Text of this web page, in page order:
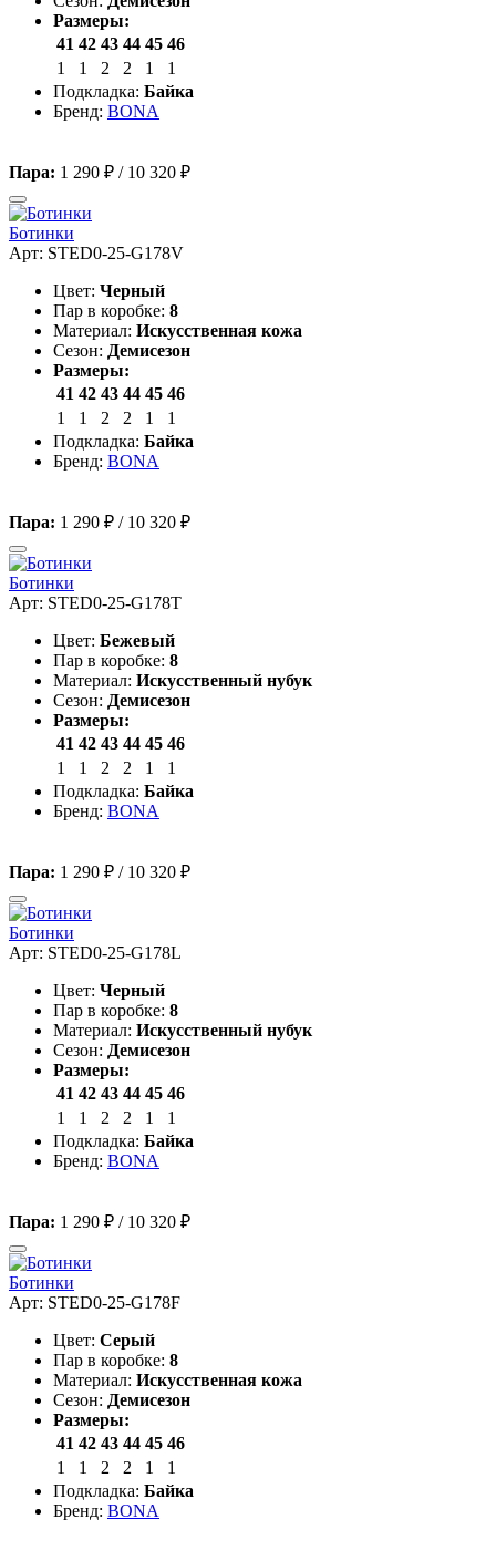
Размеры:
41 42 43 44 45 46
1
1 2 2 1
1
Подкладка: Байка
Бренд: BONA
Пара: 1 290 ₽ / 10 320 ₽
Ботинки
Арт: STED0-25-G178V
Цвет: Черный
Пар в коробке: 8
Материал: Искусственная кожа
Сезон: Демисезон
Размеры:
41 42 43 44 45 46
1
1 2 2 1
1
Подкладка: Байка
Бренд: BONA
Пара: 1 290 ₽ / 10 320 ₽
Ботинки
Арт: STED0-25-G178T
Цвет: Бежевый
Пар в коробке: 8
Материал: Искусственный нубук
Сезон: Демисезон
Размеры:
41 42 43 44 45 46
1
1 2 2 1
1
Подкладка: Байка
Бренд: BONA
Пара: 1 290 ₽ / 10 320 ₽
Ботинки
Арт: STED0-25-G178L
Цвет: Черный
Пар в коробке: 8
Материал: Искусственный нубук
Сезон: Демисезон
Размеры:
41 42 43 44 45 46
1
1 2 2 1
1
Подкладка: Байка
Бренд: BONA
Пара: 1 290 ₽ / 10 320 ₽
Ботинки
Арт: STED0-25-G178F
Цвет: Серый
Пар в коробке: 8
Материал: Искусственная кожа
Сезон: Демисезон
Размеры:
41 42 43 44 45 46
1
1 2 2 1
1
Подкладка: Байка
Бренд: BONA